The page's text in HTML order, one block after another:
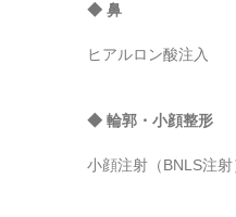
◆ 鼻
ヒアルロン酸注入
◆ 輪郭・小顔整形
小顔注射（BNLS注射